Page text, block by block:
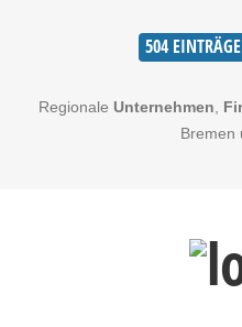
504 EINTRÄGE
Regionale Unternehmen
Bremen